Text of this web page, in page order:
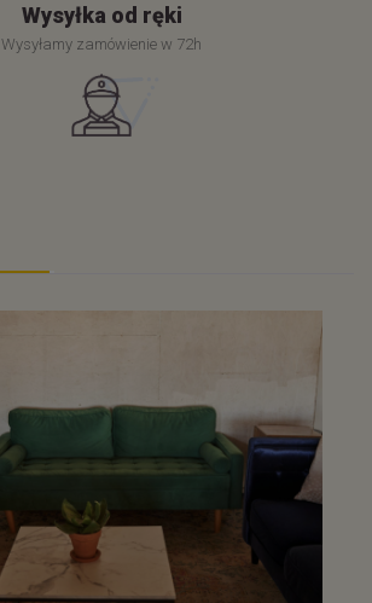
Wysyłka od ręki
Wysyłamy zamówienie w 72h